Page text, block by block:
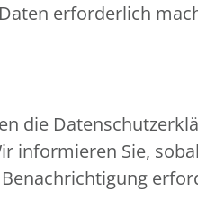
erforderlich
die
informieren Sie,